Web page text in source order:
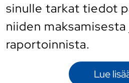
sinulle tarkat tiedot
niiden maksamisesta
raportoinnista.
Lue